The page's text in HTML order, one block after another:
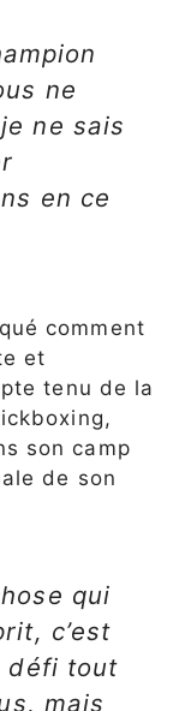
ne
ne sais
en ce
comment
et
tenu de la
son camp
de son
qui
c’est
défi tout
mais